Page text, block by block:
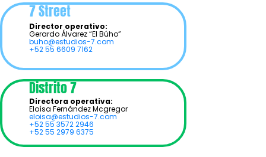
7 Street
Director operativo:
Gerardo Álvarez “El Búho”
buho@estudios-7.com
+52 55 6609 7162
Distrito 7
Directora operativa:
Eloísa Fernández Mcgregor
eloisa@estudios-7.com
+52 55 3572 2946
+52 55 2979 6375